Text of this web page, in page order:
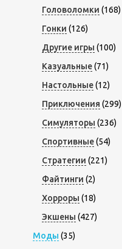
Головоломки (168)
Гонки (126)
Другие игры (100)
Казуальные(71)
Настольные(12)
Приключения (299)
Симуляторы (236)
Спортивные(54)
Стратегии (221)
Файтинги (2)
Хорроры (18)
Экшены (427)
Моды (35)